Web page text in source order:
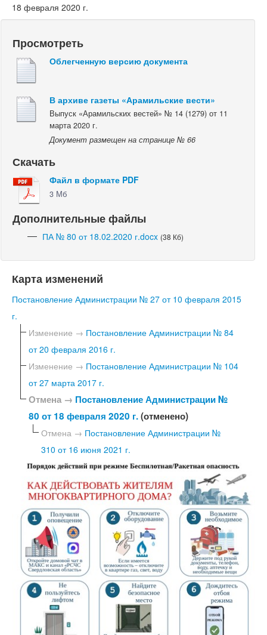
18 февраля 2020 г.
Просмотреть
Облегченную версию документа
В архиве газеты «Арамильские вести»
Выпуск «Арамильских вестей» № 14 (1279) от 11
марта 2020 г.
Документ размещен на странице № 66
Скачать
Файл в формате PDF
3 Мб
Дополнительные файлы
ПА № 80 от 18.02.2020 г.docx (38 Кб)
Карта изменений
Постановление Администрации № 27 от 10 февраля 2015
г.
Изменение → Постановление Администрации № 84
от 20 февраля 2016 г.
Изменение → Постановление Администрации № 104
от 27 марта 2017 г.
Отмена → Постановление Администрации №
80 от 18 февраля 2020 г.(отменено)
Отмена → Постановление Администрации №
310 от 16 июня 2021 г.